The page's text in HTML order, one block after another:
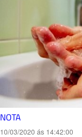
NOTA
10/03/2020 ás 14:42:00